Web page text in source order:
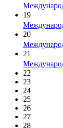
19
20
21
22
23
24
25
26
27
28